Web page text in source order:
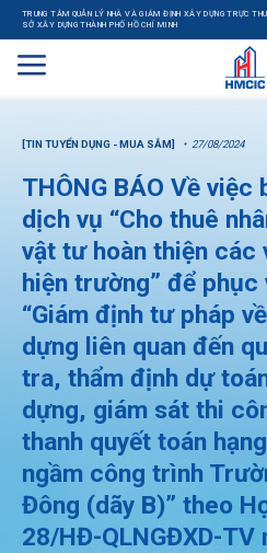
TRUNG TÂM QUẢN LÝ NHÀ VÀ GIÁM ĐỊNH XÂY DỰNG TRỰC
SỞ XÂY DỰNG THÀNH PHỐ HỒ CHÍ MINH
[TIN TUYỂN DỤNG - MUA SẮM] 27/08/2024
THÔNG BÁO Về việc
dịch vụ “Cho thuê
vật tư hoàn thiện các
hiện trường” để
“Giám định tư pháp
dựng liên quan đến
tra, thẩm định dự
dựng, giám sát thi
thanh quyết toán
ngầm công trình
Đông (dãy B)” theo
28/HĐ-QLNGĐXD-TV